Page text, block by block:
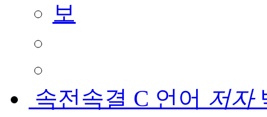
속전속결 C 언어 저자